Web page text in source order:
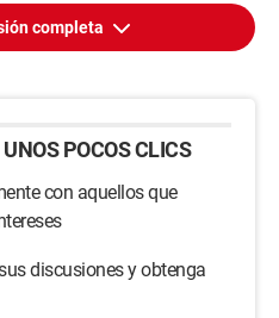
completa
POCOS CLICS
con aquellos que
discusiones y obtenga